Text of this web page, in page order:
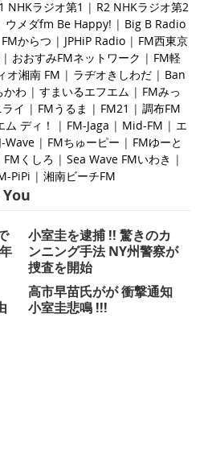
NHKラジオ第1 | R2 NHKラジオ第2
ウメダfm Be Happy! | Big B Radio
FMからつ | JPHiP Radio | FM西東京
| おおすみFMネットワーク | FM軽
オ湘南 FM | ラヂオきしわだ | Ban
かわ |すまいるエフエム | FMみっ
イ | FMうるま | FM21 |調布FM
ディ！ | FM-Jaga | Mid-FM | エ
J-Wave | FMちゅーピー | FMゆーと
FMくしろ |Sea Wave FMいわき |
PiPi |湘南ビーチFM
小室圭を逮捕 !! 驚きのカ
ンニング手法 NY州警察が
捜査を開始
高市早苗氏がが 衝撃通知
小室圭悲鳴 !!!